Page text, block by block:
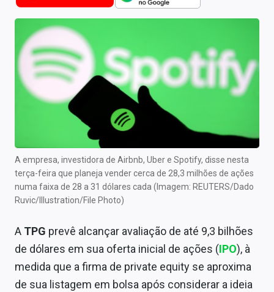
Newsletters
Cotações
Comprar ou vender?
Carteiras Recomendadas
Central de Dividendos
Central de Fundos Imobiliários
Central dos IPOs
Renda Fixa
Mercados
A empresa, investidora de Airbnb, Uber e Spotify, disse nesta
terça-feira que planeja vender cerca de 28,3 milhões de ações
numa faixa de 28 a 31 dólares cada (Imagem: REUTERS/Dado
Ruvic/Illustration/File Photo)
A TPG prevê alcançar avaliação de até 9,3 bilhões
de dólares em sua oferta inicial de ações (IPO), à
medida que a firma de private equity se aproxima
de sua listagem em bolsa após considerar a ideia